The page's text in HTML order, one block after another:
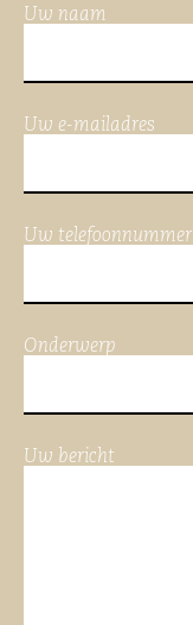
Uw naam
Uw e-mailadres
Uw telefoonnummer
Onderwerp
Uw bericht